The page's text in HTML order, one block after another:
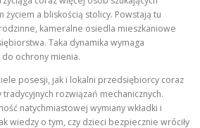
życiem a bliskością stolicy. Powstają tu
kameralne osiedla mieszkaniowe
Taka dynamika wymaga
ochrony mienia.
posesji, jak i lokalni przedsiębiorcy coraz
rozwiązań mechanicznych.
natychmiastowej wymiany wkładki i
wiedzy o tym, czy dzieci bezpiecznie wróciły